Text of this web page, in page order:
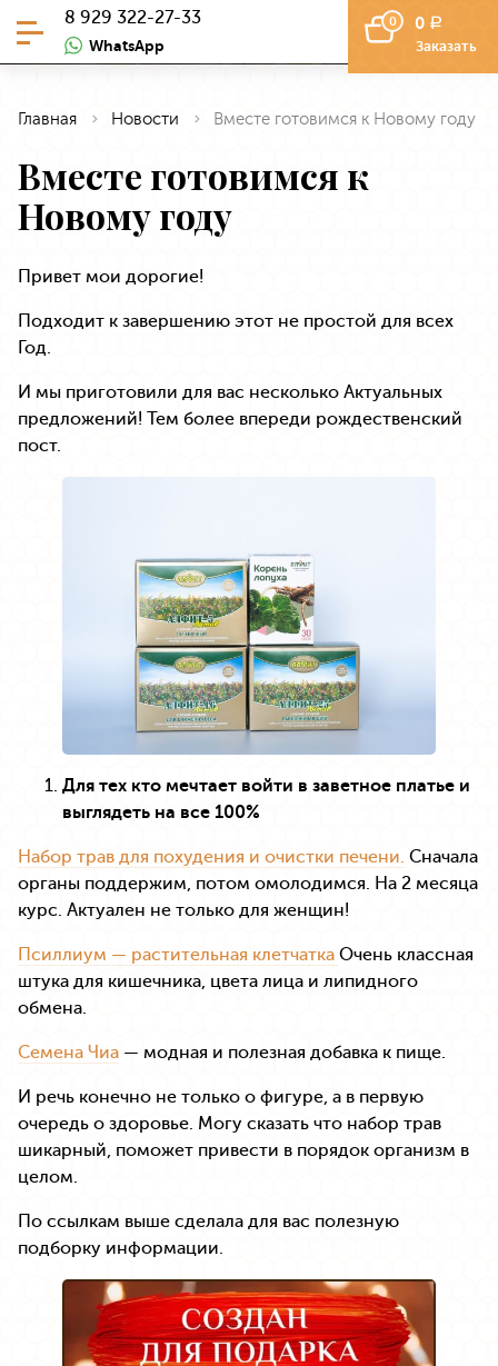
8 929 322-27-33
WhatsApp
0 0 a
Заказать
Главная Новости Вместе готовимся к Новому году
Вместе готовимся к
Новому году
Привет мои дорогие!
Подходит к завершению этот не простой для всех
Год.
И мы приготовили для вас несколько Актуальных
предложений! Тем более впереди рождественский
пост.
Для тех кто мечтает войти в заветное платье и
выглядеть на все 100%
Набор трав для похудения и очистки печени. Сначала
органы поддержим, потом омолодимся. На 2 месяца
курс. Актуален не только для женщин!
Псиллиум — растительная клетчатка Очень классная
штука для кишечника, цвета лица и липидного
обмена.
Семена Чиа — модная и полезная добавка к пище.
И речь конечно не только о фигуре, а в первую
очередь о здоровье. Могу сказать что набор трав
шикарный, поможет привести в порядок организм в
целом.
По ссылкам выше сделала для вас полезную
подборку информации.